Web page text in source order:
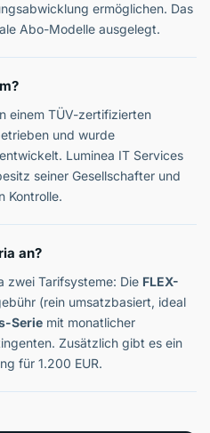
ermöglichen. Das
Abo-Modelle ausgelegt.
einem TÜV-zertifizierten
und wurde
Luminea IT Services
seiner Gesellschafter und
Kontrolle.
an?
zwei Tarifsysteme: Die FLEX-
(rein umsatzbasiert, ideal
Serie mit monatlicher
Zusätzlich gibt es ein
für 1.200 EUR.